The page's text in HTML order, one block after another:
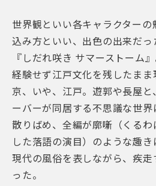
世界観といい各キャラクター
込み方といい、出色の出来だ
『しだれ咲き サマーストーム
経験せず江戸文化を残したま
京、いや、江戸。遊郭や長屋と
ーバーが同居する不思議な世界
散りばめ、全編が廓噺（くるわ
した落語の演目）のような趣
現代の風俗を表しながら、疾
った。